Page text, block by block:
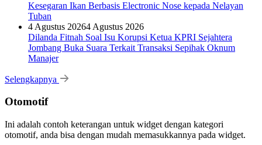
Kesegaran Ikan Berbasis Electronic Nose kepada Nelayan
Tuban
4 Agustus 20264 Agustus 2026
Dilanda Fitnah Soal Isu Korupsi Ketua KPRI Sejahtera
Jombang Buka Suara Terkait Transaksi Sepihak Oknum
Manajer
Selengkapnya
Otomotif
Ini adalah contoh keterangan untuk widget dengan kategori
otomotif, anda bisa dengan mudah memasukkannya pada widget.